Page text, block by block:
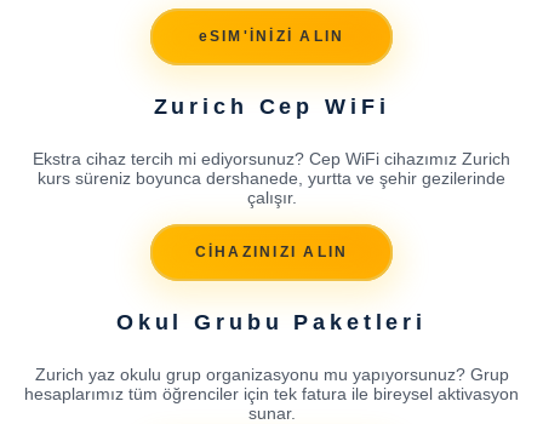
eSIM'İNİZİ ALIN
Zurich Cep WiFi
Ekstra cihaz tercih mi ediyorsunuz? Cep WiFi cihazımız Zurich
kurs süreniz boyunca dershanede, yurtta ve şehir gezilerinde
çalışır.
CİHAZINIZI ALIN
Okul Grubu Paketleri
Zurich yaz okulu grup organizasyonu mu yapıyorsunuz? Grup
hesaplarımız tüm öğrenciler için tek fatura ile bireysel aktivasyon
sunar.